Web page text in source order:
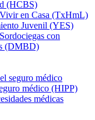
(HCBS)
en Casa (TxHmL)
Juvenil (YES)
con
(DMBD)
seguro médico
médico (HIPP)
médicas